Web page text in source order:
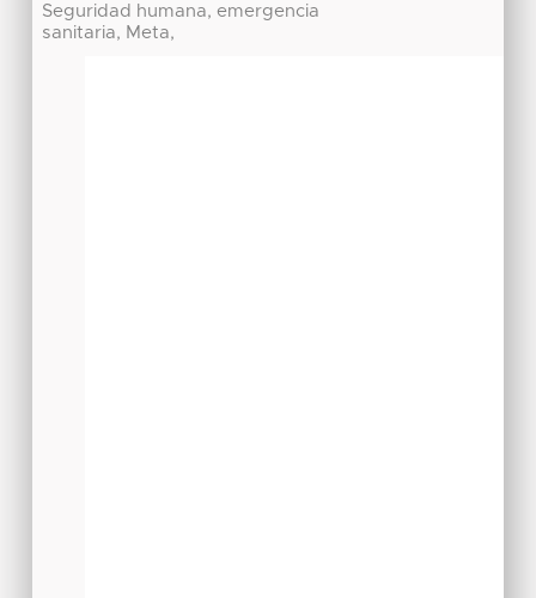
Seguridad humana, emergencia
sanitaria, Meta,